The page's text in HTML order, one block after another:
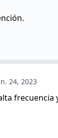
24, 2023
frecuencia